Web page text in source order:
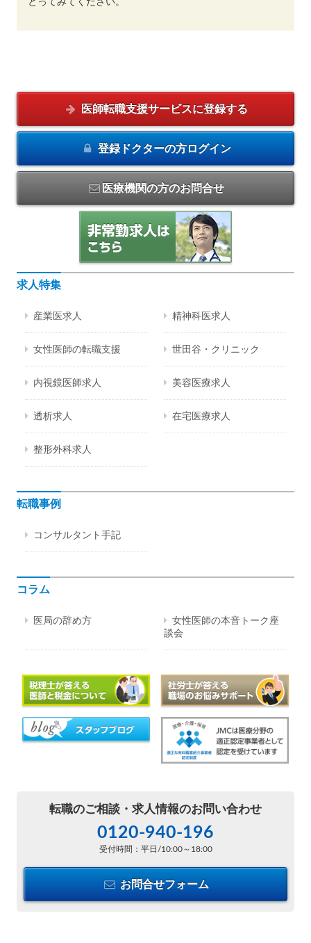
医師転職支援サービスに登録する
登録ドクターの方ログイン
医療機関の方のお問合せ
求人特集
産業医求人 精神科医求人
女性医師の転職支援 世田谷・クリニック
内視鏡医師求人 美容医療求人
透析求人 在宅医療求人
整形外科求人
転職事例
コンサルタント手記
コラム
医局の辞め方
女性医師の本音トーク座
談会
転職のご相談・ 求人情報のお問い合わせ
0120-940-196
受付時間：平日/10:00～18:00
お問合せフォーム